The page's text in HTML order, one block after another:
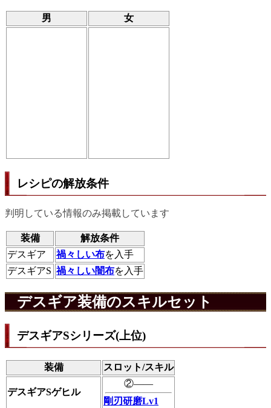
男 女
レシピの解放条件
判明している情報のみ掲載しています
装備
解放条件
デスギア
禍々しい布を入手
デスギアS 禍々しい闇布を入手
デスギア装備のスキルセット
デスギアSシリーズ(上位)
装備 スロット/スキル
デスギアSゲヒル
②――
剛刃研磨Lv1